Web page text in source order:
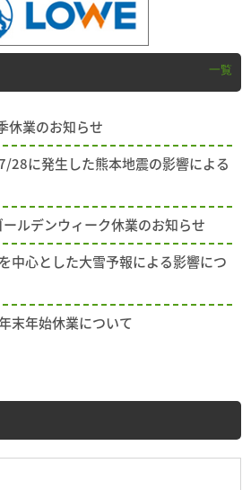
一覧
休業のお知らせ
7/28に発生した熊本地震の影響による
ルデンウィーク休業のお知らせ
中心とした大雪予報による影響につ
末年始休業について